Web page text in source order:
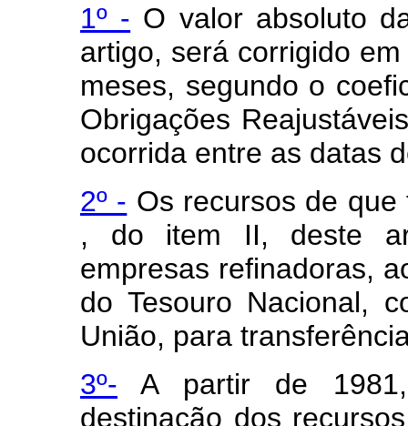
1º - O valor absoluto
artigo, será corrigido
meses, segundo o
Obrigações
ocorrida entre as datas
2º - Os recursos de
, do item II, deste
empresas refinadoras,
do Tesouro Nacional,
União, para
3º- A partir de
destinação dos